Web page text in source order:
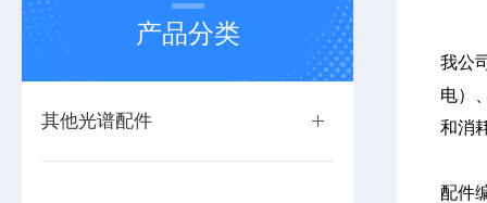
产品分类
其他光谱配件
我公
电）
和消
配件